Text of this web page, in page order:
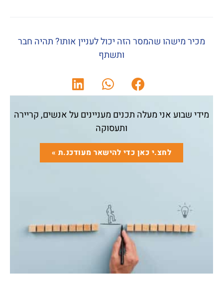
מכיר מישהו שהמסר הזה יכול לעניין אותו? תהיה חבר
ותשתף
מידי שבוע אני מעלה תכנים מעניינים על אנשים, קריירה
ותעסוקה
לחצ.י כאן כדי להישאר מעודכנ.ת »